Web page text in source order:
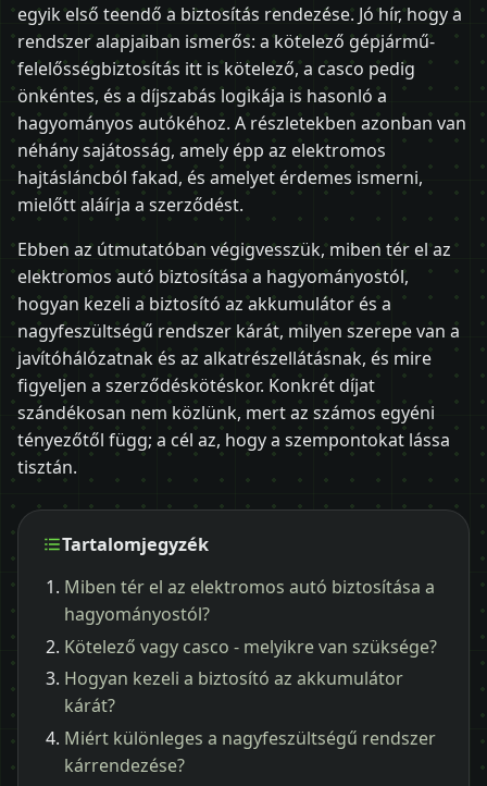
egyik első teendő a biztosítás rendezése. Jó hír, hogy a
rendszer alapjaiban ismerős: a kötelező gépjármű-
felelősségbiztosítás itt is kötelező, a casco pedig
önkéntes, és a díjszabás logikája is hasonló a
hagyományos autókéhoz. A részletekben azonban van
néhány sajátosság, amely épp az elektromos
hajtásláncból fakad, és amelyet érdemes ismerni,
mielőtt aláírja a szerződést.
Ebben az útmutatóban végigvesszük, miben tér el az
elektromos autó biztosítása a hagyományostól,
hogyan kezeli a biztosító az akkumulátor és a
nagyfeszültségű rendszer kárát, milyen szerepe van a
javítóhálózatnak és az alkatrészellátásnak, és mire
figyeljen a szerződéskötéskor. Konkrét díjat
szándékosan nem közlünk, mert az számos egyéni
tényezőtől függ; a cél az, hogy a szempontokat lássa
tisztán.
Tartalomjegyzék
Miben tér el az elektromos autó biztosítása a
hagyományostól?
Kötelező vagy casco - melyikre van szüksége?
Hogyan kezeli a biztosító az akkumulátor
kárát?
Miért különleges a nagyfeszültségű rendszer
kárrendezése?